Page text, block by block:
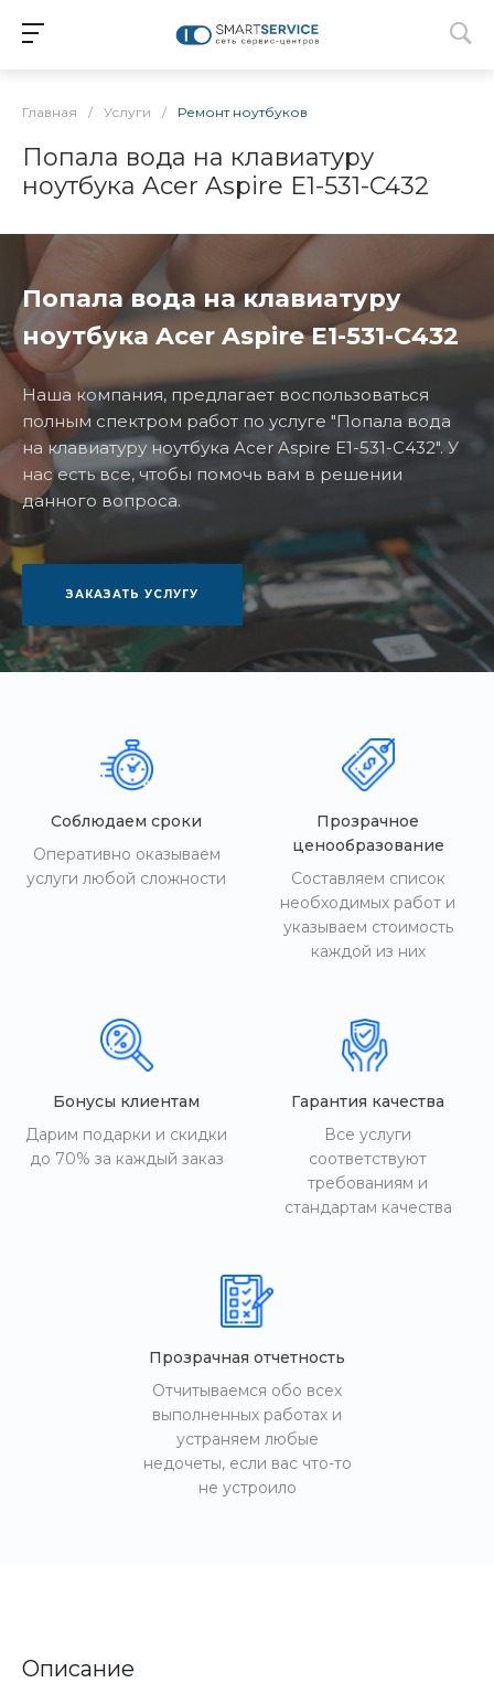
Главная / Услуги / Ремонт ноутбуков
Попала вода на клавиатуру
ноутбука Acer Aspire E1-531-C432
Попала вода на клавиатуру
ноутбука Acer Aspire E1-531-C432
Наша компания, предлагает воспользоваться
полным спектром работ по услуге "Попала вода
на клавиатуру ноутбука Acer Aspire E1-531-C432". У
нас есть все, чтобы помочь вам в решении
данного вопроса.
ЗАКАЗАТЬ УСЛУГУ
Соблюдаем сроки
Оперативно оказываем
услуги любой сложности
Прозрачное
ценообразование
Составляем список
необходимых работ и
указываем стоимость
каждой из них
Бонусы клиентам
Дарим подарки и скидки
до 70% за каждый заказ
Гарантия качества
Все услуги
соответствуют
требованиям и
стандартам качества
Прозрачная отчетность
Отчитываемся обо всех
выполненных работах и
устраняем любые
недочеты, если вас что-то
не устроило
Описание